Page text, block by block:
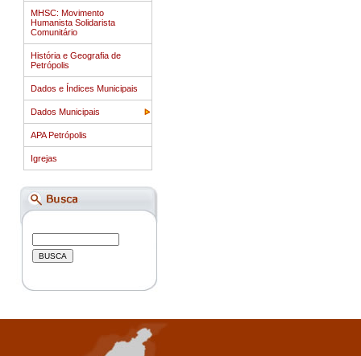
MHSC: Movimento
Humanista Solidarista
Comunitário
História e Geografia de
Petrópolis
Dados e Índices Municipais
Dados Municipais
APA Petrópolis
Igrejas